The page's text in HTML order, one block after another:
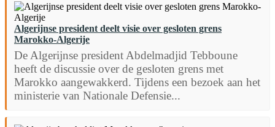
Algerijnse president deelt visie over gesloten grens
Marokko-Algerije
De Algerijnse president Abdelmadjid Tebboune
heeft de discussie over de gesloten grens met
Marokko aangewakkerd. Tijdens een bezoek aan het
ministerie van Nationale Defensie...